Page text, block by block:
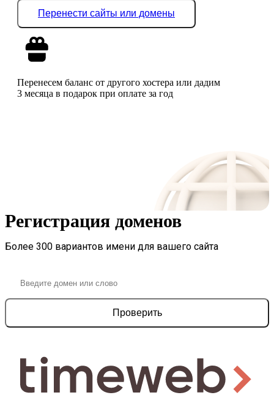
Перенести сайты или домены
Перенесем баланс от другого хостера или дадим
3 месяца в подарок при оплате за год
Регистрация доменов
Более 300 вариантов имени для вашего сайта
Проверить